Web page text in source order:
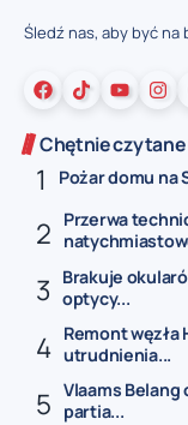
Śledź nas, aby być na
Chętnie czytane
Pożar domu na
Przerwa
Brakuje
optycy...
Remont
utrudnienia...
Vlaams
partia...